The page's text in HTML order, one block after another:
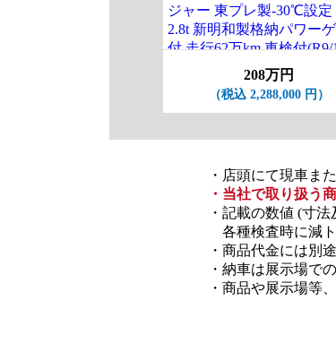
ジャー 東プレ製-30℃設定
2.8t 新明和製格納パワー
付 走行62万km 車検付(R9/
208万円
（税込 2,288,000 円）
・店頭にて現車ま
・当社で取り扱う
・記載の数値 (寸
各種検査時に減ト
・商品代金には別
・納車は展示場で
・商品や展示場等